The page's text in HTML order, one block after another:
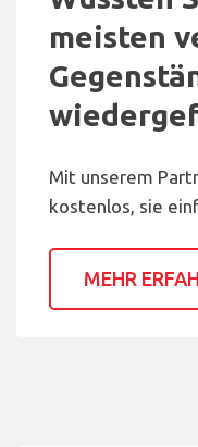
meisten
Mit unserem
kostenlos, sie
MEHR